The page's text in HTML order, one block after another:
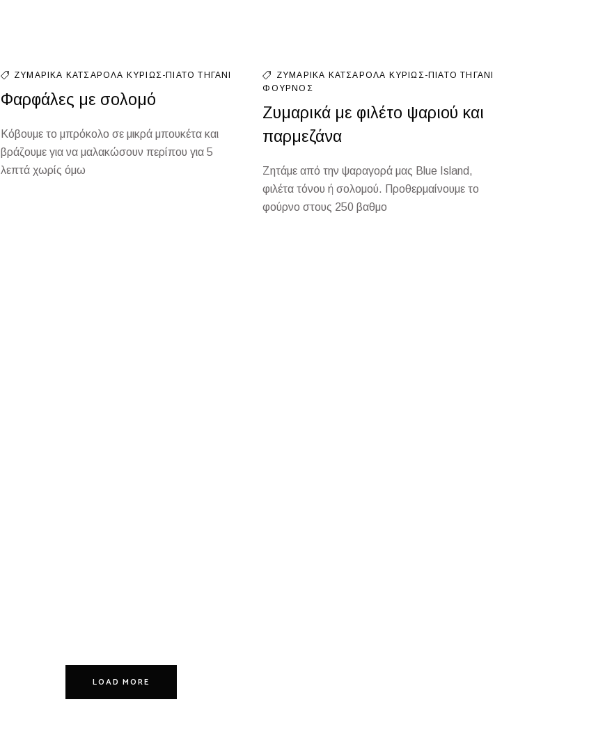
ΖΥΜΑΡΙΚΆ ΚΑΤΣΑΡΌΛΑ ΚΥΡΊΩΣ-ΠΙΆΤΟΤΗΓΆΝΙ
Φαρφάλες με σολομό
Κόβουμε το μπρόκολο σε μικρά μπουκέτα και
βράζουμε για να μαλακώσουν περίπου για 5
λεπτά χωρίς όμω
ΖΥΜΑΡΙΚΆ ΚΑΤΣΑΡΌΛΑ ΚΥΡΊΩΣ-ΠΙΆΤΟΤΗΓΆΝΙ
ΦΟΎΡΝΟΣ
Ζυμαρικά με φιλέτο ψαριού και
παρμεζάνα
Ζητάμε από την ψαραγορά μας Blue Island,
φιλέτα τόνου ή σολομού. Προθερμαίνουμε το
φούρνο στους 250 βαθμο
LOAD MORE